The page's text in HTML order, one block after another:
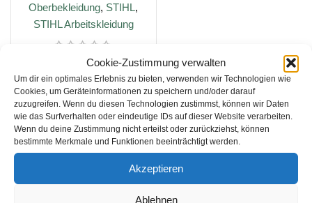
Cookie-Zustimmung verwalten
Um dir ein optimales Erlebnis zu bieten, verwenden wir Technologien wie
Cookies, um Geräteinformationen zu speichern und/oder darauf
zuzugreifen. Wenn du diesen Technologien zustimmst, können wir Daten
wie das Surfverhalten oder eindeutige IDs auf dieser Website verarbeiten.
Wenn du deine Zustimmung nicht erteilst oder zurückziehst, können
bestimmte Merkmale und Funktionen beeinträchtigt werden.
Akzeptieren
Ablehnen
Oberbekleidung, STIHL,
STIHL Arbeitskleidung
148,00€ 125,00€
AUSFÜHRUNG WÄHLEN
inkl. MwSt.